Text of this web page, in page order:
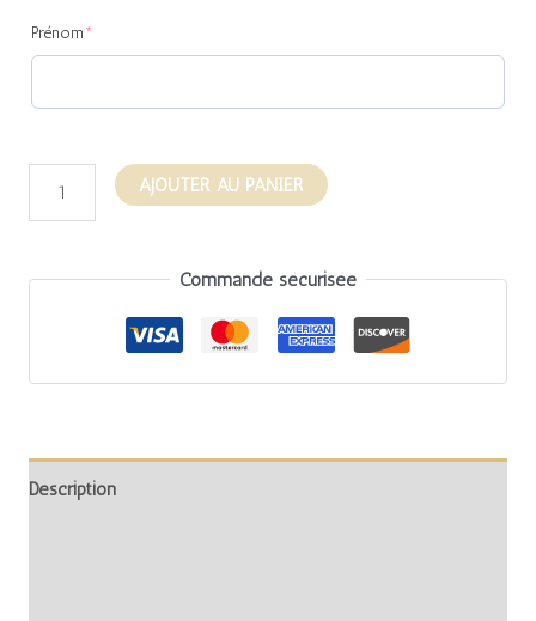
Prénom*
AJOUTER AU PANIER
Commande sécurisée
Description